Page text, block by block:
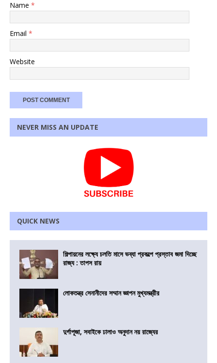
Name *
Email *
Website
NEVER MISS AN UPDATE
QUICK NEWS
শিল্পায়নের লক্ষ্যে চলতি মাসে ভব্যা প্রকল্পে প্রস্তাব জমা দিচ্ছে
রাজ্য : তাপস রায়
লোকতন্ত্র সেনানীদের সম্মান জ্ঞাপন মুখ্যমন্ত্রীর
দুর্গাপূজা, সবাইকে ঢালাও অনুদান নয় রাজ্যের